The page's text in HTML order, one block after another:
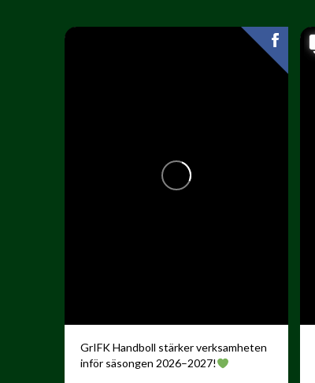
GrIFK Handboll stärker verksamheten
inför säsongen 2026–2027!